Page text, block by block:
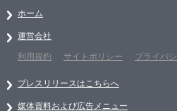
ホーム
運営会社
利用規約
サイトポリシー プライバ
プレスリリースはこちらへ
媒体資料および広告メニュー